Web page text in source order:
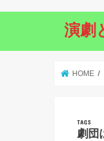
演劇
HOME
劇団